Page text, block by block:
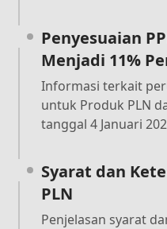
Penyesuaian
Menjadi 11%
Informasi terkait
untuk Produk PLN
tanggal 4 Januari
Syarat dan
PLN
Penjelasan syarat